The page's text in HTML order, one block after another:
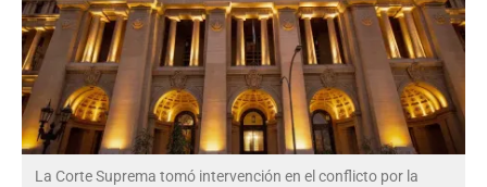
La Corte Suprema tomó intervención en el conflicto por la